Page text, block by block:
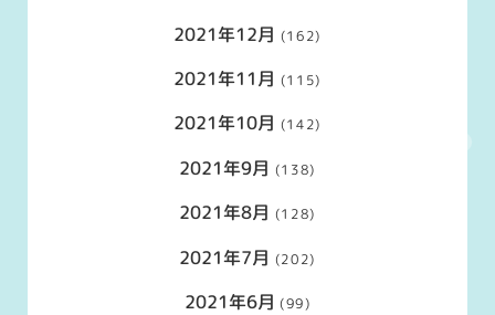
2021年12月 (162)
2021年11月 (115)
2021年10月 (142)
2021年9月 (138)
2021年8月 (128)
2021年7月 (202)
2021年6月 (99)